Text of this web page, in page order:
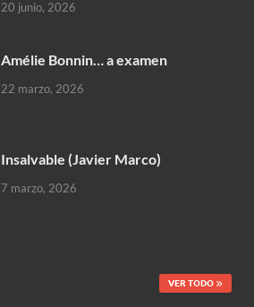
20 junio, 2026
Amélie Bonnin… a examen
22 marzo, 2026
Insalvable (Javier Marco)
7 marzo, 2026
VER TODO